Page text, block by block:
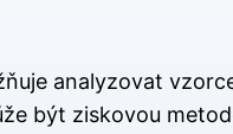
analyzovat
být ziskovou